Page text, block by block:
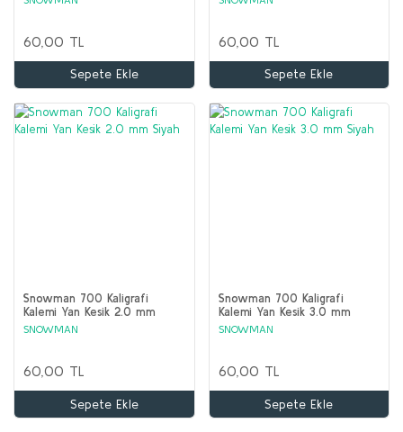
60,00 TL
Sepete Ekle
60,00 TL
Sepete Ekle
Snowman 700 Kaligrafi
Kalemi Yan Kesik 2.0 mm
Siyah
SNOWMAN
60,00 TL
Sepete Ekle
Snowman 700 Kaligrafi
Kalemi Yan Kesik 3.0 mm
Siyah
SNOWMAN
60,00 TL
Sepete Ekle